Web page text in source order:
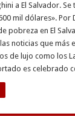
a El Salvador.
mil dólares».
pobreza en El
noticias que más
de lujo como los
es celebrado